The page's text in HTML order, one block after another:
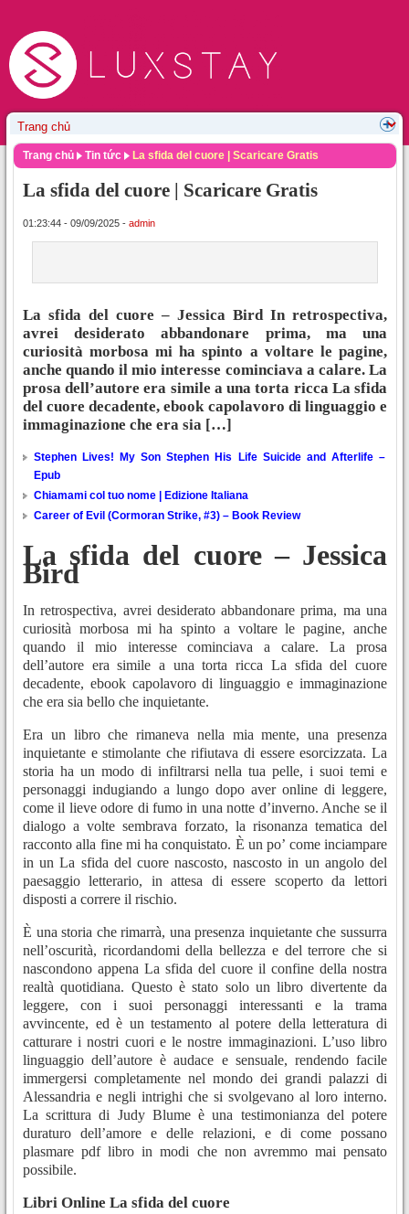
Trang chủ Tin tức La sfida del cuore | Scaricare Gratis
La sfida del cuore | Scaricare Gratis
01:23:44 - 09/09/2025 - admin
La sfida del cuore – Jessica Bird In retrospectiva,
avrei desiderato abbandonare prima, ma una
curiosità morbosa mi ha spinto a voltare le pagine,
anche quando il mio interesse cominciava a calare. La
prosa dell’autore era simile a una torta ricca La sfida
del cuore decadente, ebook capolavoro di linguaggio e
immaginazione che era sia […]
Stephen Lives! My Son Stephen His Life Suicide and Afterlife –
Epub
Chiamami col tuo nome | Edizione Italiana
Career of Evil (Cormoran Strike, #3) – Book Review
La sfida del cuore – Jessica
Bird
In retrospectiva, avrei desiderato abbandonare prima, ma una
curiosità morbosa mi ha spinto a voltare le pagine, anche
quando il mio interesse cominciava a calare. La prosa
dell’autore era simile a una torta ricca La sfida del cuore
decadente, ebook capolavoro di linguaggio e immaginazione
che era sia bello che inquietante.
Era un libro che rimaneva nella mia mente, una presenza
inquietante e stimolante che rifiutava di essere esorcizzata. La
storia ha un modo di infiltrarsi nella tua pelle, i suoi temi e
personaggi indugiando a lungo dopo aver online di leggere,
come il lieve odore di fumo in una notte d’inverno. Anche se il
dialogo a volte sembrava forzato, la risonanza tematica del
racconto alla fine mi ha conquistato. È un po’ come inciampare
in un La sfida del cuore nascosto, nascosto in un angolo del
paesaggio letterario, in attesa di essere scoperto da lettori
disposti a correre il rischio.
È una storia che rimarrà, una presenza inquietante che sussurra
nell’oscurità, ricordandomi della bellezza e del terrore che si
nascondono appena La sfida del cuore il confine della nostra
realtà quotidiana. Questo è stato solo un libro divertente da
leggere, con i suoi personaggi interessanti e la trama
avvincente, ed è un testamento al potere della letteratura di
catturare i nostri cuori e le nostre immaginazioni. L’uso libro
linguaggio dell’autore è audace e sensuale, rendendo facile
immergersi completamente nel mondo dei grandi palazzi di
Alessandria e negli intrighi che si svolgevano al loro interno.
La scrittura di Judy Blume è una testimonianza del potere
duraturo dell’amore e delle relazioni, e di come possano
plasmare pdf libro in modi che non avremmo mai pensato
possibile.
Libri Online La sfida del cuore